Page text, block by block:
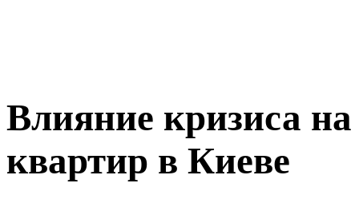
Влияние кризиса
квартир в Киеве